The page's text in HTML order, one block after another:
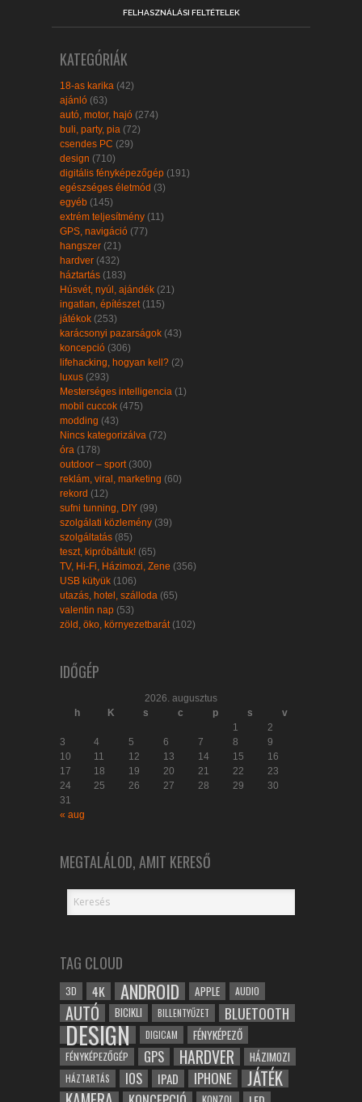
FELHASZNÁLÁSI FELTÉTELEK
KATEGÓRIÁK
18-as karika (42)
ajánló (63)
autó, motor, hajó (274)
buli, party, pia (72)
csendes PC (29)
design (710)
digitális fényképezőgép (191)
egészséges életmód (3)
egyéb (145)
extrém teljesítmény (11)
GPS, navigáció (77)
hangszer (21)
hardver (432)
háztartás (183)
Húsvét, nyúl, ajándék (21)
ingatlan, építészet (115)
játékok (253)
karácsonyi pazarságok (43)
koncepció (306)
lifehacking, hogyan kell? (2)
luxus (293)
Mesterséges intelligencia (1)
mobil cuccok (475)
modding (43)
Nincs kategorizálva (72)
óra (178)
outdoor – sport (300)
reklám, viral, marketing (60)
rekord (12)
sufni tunning, DIY (99)
szolgálati közlemény (39)
szolgáltatás (85)
teszt, kipróbáltuk! (65)
TV, Hi-Fi, Házimozi, Zene (356)
USB kütyük (106)
utazás, hotel, szálloda (65)
valentin nap (53)
zöld, öko, környezetbarát (102)
IDŐGÉP
2026. augusztus
h
K s c p s
v
1
2
3
4 5 6 7 8
9
10
11 12 13 14 15
16
17
18 19 20 21 22
23
24
25 26 27 28 29
30
31
« aug
MEGTALÁLOD, AMIT KERESŐ
TAG CLOUD
3D 4K ANDROID APPLE AUDIO
AUTÓ BICIKLI BILLENTYŰZET BLUETOOTH
DESIGN DIGICAM FÉNYKÉPEZŐ
FÉNYKÉPEZŐGÉP GPS HARDVER HÁZIMOZI
HÁZTARTÁS IOS IPAD IPHONE JÁTÉK